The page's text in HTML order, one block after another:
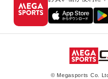
© Megasports Co.